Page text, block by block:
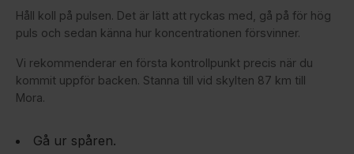
Håll koll på pulsen. Det är lätt att ryckas med, gå på för hög
puls och sedan känna hur koncentrationen försvinner.
Vi rekommenderar en första kontrollpunkt precis när du
kommit uppför backen. Stanna till vid skylten 87 km till
Mora.
Gå ur spåren.